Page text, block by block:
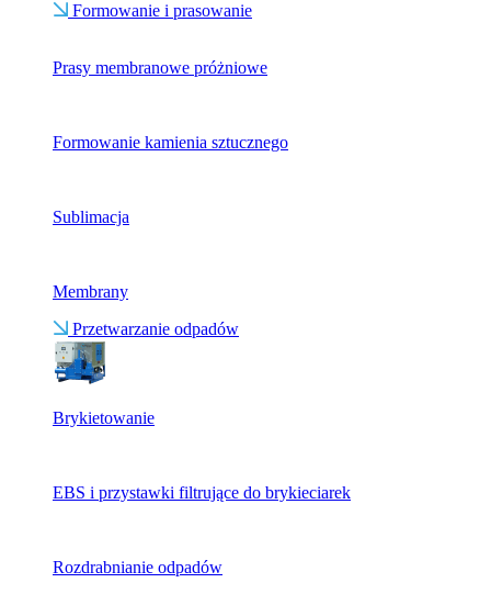
Formowanie i prasowanie
Prasy membranowe próżniowe
Formowanie kamienia sztucznego
Sublimacja
Membrany
Przetwarzanie odpadów
Brykietowanie
EBS i przystawki filtrujące do brykieciarek
Rozdrabnianie odpadów